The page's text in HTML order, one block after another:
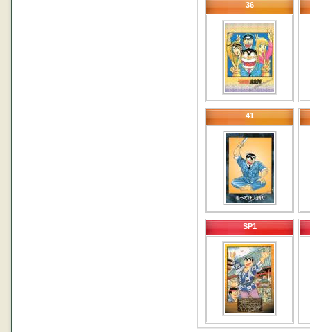
36
41
SP1